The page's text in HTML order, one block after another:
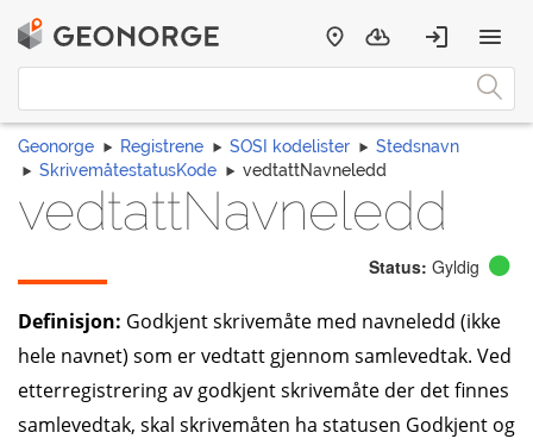
Geonorge Registrene SOSI kodelister
Stedsnavn
SkrivemåtestatusKode
vedtattNavneledd
vedtattNavneledd
Status: Gyldig
Definisjon: Godkjent skrivemåte med navneledd (ikke
hele navnet) som er vedtatt gjennom samlevedtak. Ved
etterregistrering av godkjent skrivemåte der det finnes
samlevedtak, skal skrivemåten ha statusen Godkjent og